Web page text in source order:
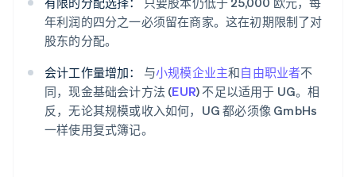
年利润的四分之一必须留在商家。这在初期限制了对
股东的分配。
会计工作量增加：
与小规模企业主和自由职业者不
同，现金基础会计方法 (EUR) 不足以适用于 UG。相
反，无论其规模或收入如何，UG 都必须像 GmbHs
一样使用复式簿记。